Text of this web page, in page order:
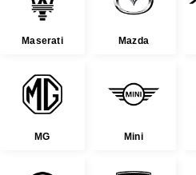
Maserati Mazda
MG Mini